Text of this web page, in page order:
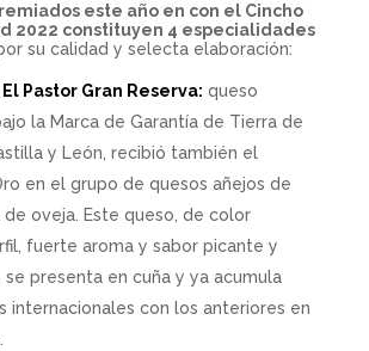
este año en con el Cincho
2022 constituyen 4 especialidades
su calidad y selecta elaboración:
Pastor Gran Reserva: queso
la Marca de Garantía de Tierra de
y León, recibió también el
en el grupo de quesos añejos de
oveja. Este queso, de color
fuerte aroma y sabor picante y
presenta en cuña y ya acumula
internacionales con los anteriores en